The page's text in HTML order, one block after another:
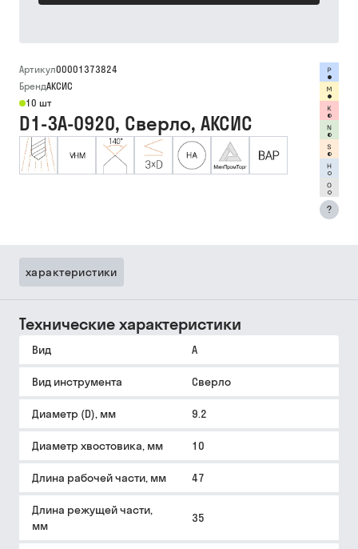
Артикул00001373824
БрендАКСИС
10 шт
D1-3A-0920, Сверло, АКСИС
?
характеристики
Технические характеристики
Вид A
Вид инструмента Сверло
Диаметр (D), мм 9.2
Диаметр хвостовика, мм 10
Длина рабочей части, мм 47
Длина режущей части,
мм
35